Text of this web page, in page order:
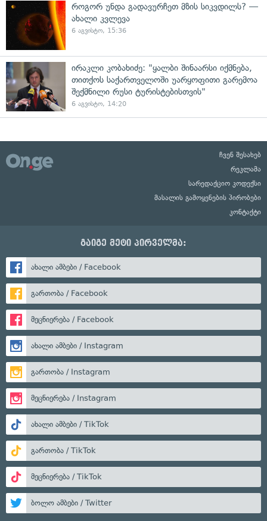
როგორ უნდა გადავურჩეთ მზის სიკვდილს? —
ახალი კვლევა
6 აგვისტო, 15:36
ირაკლი კობახიძე: "ყალბი შინაარსი იქმნება,
თითქოს საქართველოში უარყოფითი გარემოა
შექმნილი რუსი ტურისტებისთვის"
6 აგვისტო, 14:20
ჩვენ შესახებ
რეკლამა
სარედაქციო კოდექსი
მასალის გამოყენების პირობები
კონტაქტი
გაიგე მეტი პირველმა:
ახალი ამბები / Facebook
გართობა / Facebook
მეცნიერება / Facebook
ახალი ამბები / Instagram
გართობა / Instagram
მეცნიერება / Instagram
ახალი ამბები / TikTok
გართობა / TikTok
მეცნიერება / TikTok
ბოლო ამბები / Twitter